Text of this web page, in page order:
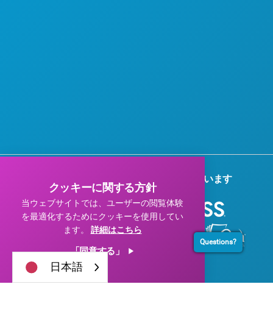
協賛企業の皆様、ありがとうございます
クッキーに関する方針
当ウェブサイトでは、ユーザーの閲覧体験
を最適化するためにクッキーを使用してい
ます。 詳細はこちら
「同意する」
日本語
Questions?